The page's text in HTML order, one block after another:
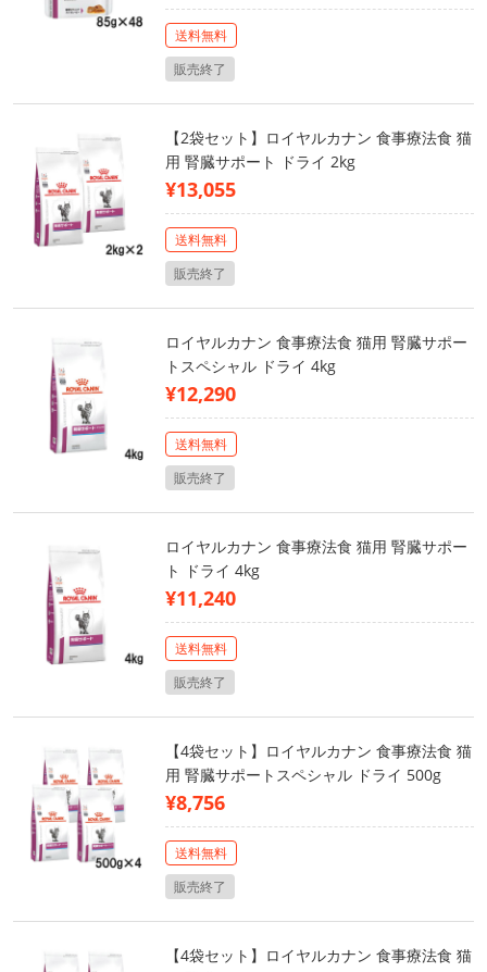
送料無料
販売終了
【2袋セット】ロイヤルカナン 食事療法食 猫
用 腎臓サポート ドライ 2kg
¥13,055
送料無料
販売終了
ロイヤルカナン 食事療法食 猫用 腎臓サポー
トスペシャル ドライ 4kg
¥12,290
送料無料
販売終了
ロイヤルカナン 食事療法食 猫用 腎臓サポー
ト ドライ 4kg
¥11,240
送料無料
販売終了
【4袋セット】ロイヤルカナン 食事療法食 猫
用 腎臓サポートスペシャル ドライ 500g
¥8,756
送料無料
販売終了
【4袋セット】ロイヤルカナン 食事療法食 猫